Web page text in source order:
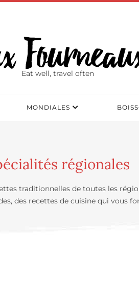
Eat well, travel often
MONDIALES
régionales
traditionnelles de toutes les
des recettes de cuisine qui vous